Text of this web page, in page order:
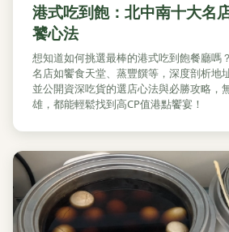
港式吃到飽：北中南十大名
饕心法
想知道如何挑選最棒的港式吃到飽餐廳嗎
名店如饗食天堂、蒸豐饌等，深度剖析地
並公開資深吃貨的選店心法與必勝攻略，
雄，都能輕鬆找到高CP值港點饗宴！